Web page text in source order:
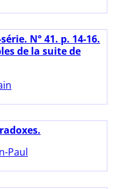
N° 41. p. 14-16.
de la suite de
Paul